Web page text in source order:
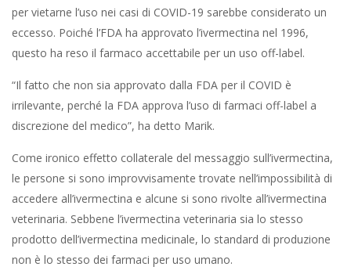
per vietarne l’uso nei casi di COVID-19 sarebbe considerato un
eccesso. Poiché l’FDA ha approvato l’ivermectina nel 1996,
questo ha reso il farmaco accettabile per un uso off-label.
“Il fatto che non sia approvato dalla FDA per il COVID è
irrilevante, perché la FDA approva l’uso di farmaci off-label a
discrezione del medico”, ha detto Marik.
Come ironico effetto collaterale del messaggio sull’ivermectina,
le persone si sono improvvisamente trovate nell’impossibilità di
accedere all’ivermectina e alcune si sono rivolte all’ivermectina
veterinaria. Sebbene l’ivermectina veterinaria sia lo stesso
prodotto dell’ivermectina medicinale, lo standard di produzione
non è lo stesso dei farmaci per uso umano.